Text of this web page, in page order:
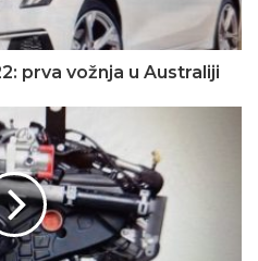
prva vožnja u Australiji